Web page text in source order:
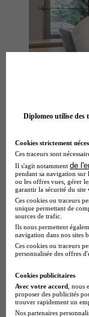
SUP DE
Aucun avis
Nantes
Diplomeo utilise des
Cookies strictement
Ces traceurs sont
Il s'agit notamment de
pendant sa navigation sur
ou les offres vues, gérer
garantir la sécurité du site
Ces cookies ou traceurs
unique permettant de
sources de trafic.
Ils nous permettent
navigation dans nos sites
Ces cookies ou traceurs
personnalisée des offres
Cookies publicitaires
Avec votre accord ,
proposer des publicités
trouver rapidement un
Nos partenaires